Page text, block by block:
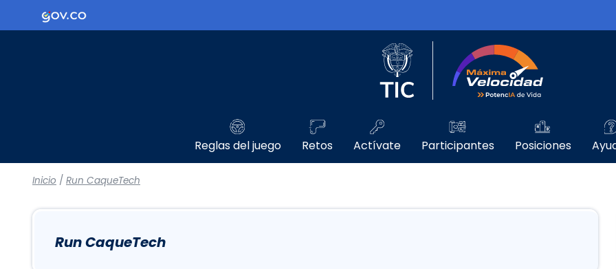
Logo Gobierno de Colombia
Logo del Ministerio TIC
Reglas del juego Retos Actívate Participantes Posiciones
Inicio / Run CaqueTech
Run CaqueTech